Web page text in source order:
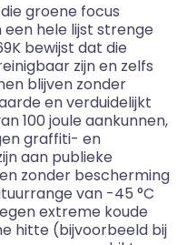
groene focus
hele lijst strenge
bewijst dat die
zijn en zelfs
blijven zonder
en verduidelijkt
100 joule aankunnen,
graffiti- en
aan publieke
zonder bescherming
van -45 °C
extreme koude
hitte (bijvoorbeeld bij